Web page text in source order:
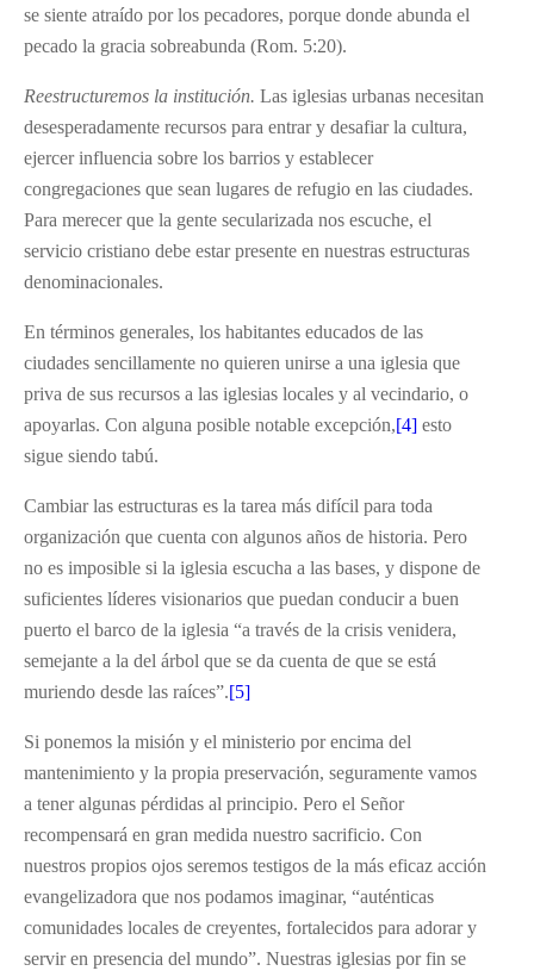
se siente atraído por los pecadores, porque donde abunda el
pecado la gracia sobreabunda (Rom. 5:20).
Reestructuremos la institución. Las iglesias urbanas necesitan
desesperadamente recursos para entrar y desafiar la cultura,
ejercer influencia sobre los barrios y establecer
congregaciones que sean lugares de refugio en las ciudades.
Para merecer que la gente secularizada nos escuche, el
servicio cristiano debe estar presente en nuestras estructuras
denominacionales.
En términos generales, los habitantes educados de las
ciudades sencillamente no quieren unirse a una iglesia que
priva de sus recursos a las iglesias locales y al vecindario, o
apoyarlas. Con alguna posible notable excepción,[4] esto
sigue siendo tabú.
Cambiar las estructuras es la tarea más difícil para toda
organización que cuenta con algunos años de historia. Pero
no es imposible si la iglesia escucha a las bases, y dispone de
suficientes líderes visionarios que puedan conducir a buen
puerto el barco de la iglesia “a través de la crisis venidera,
semejante a la del árbol que se da cuenta de que se está
muriendo desde las raíces”.[5]
Si ponemos la misión y el ministerio por encima del
mantenimiento y la propia preservación, seguramente vamos
a tener algunas pérdidas al principio. Pero el Señor
recompensará en gran medida nuestro sacrificio. Con
nuestros propios ojos seremos testigos de la más eficaz acción
evangelizadora que nos podamos imaginar, “auténticas
comunidades locales de creyentes, fortalecidos para adorar y
servir en presencia del mundo”. Nuestras iglesias por fin se